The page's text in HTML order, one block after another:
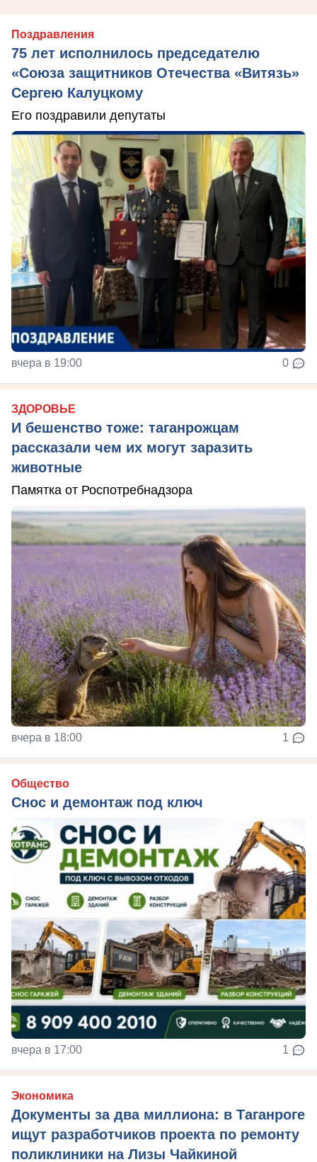
Поздравления
75 лет исполнилось председателю
«Союза защитников Отечества «Витязь»
Сергею Калуцкому
Его поздравили депутаты
вчера в 19:00 0
ЗДОРОВЬЕ
И бешенство тоже: таганрожцам
рассказали чем их могут заразить
животные
Памятка от Роспотребнадзора
вчера в 18:00 1
Общество
Снос и демонтаж под ключ
вчера в 17:00 1
Экономика
Документы за два миллиона: в Таганроге
ищут разработчиков проекта по ремонту
поликлиники на Лизы Чайкиной